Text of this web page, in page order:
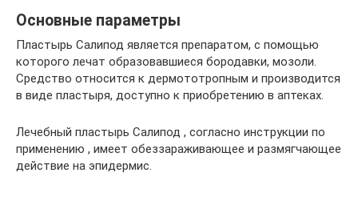
Основные параметры
Пластырь Салипод является препаратом, с помощью
которого лечат образовавшиеся бородавки, мозоли.
Средство относится к дермототропным и производится
в виде пластыря, доступно к приобретению в аптеках.
Лечебный пластырь Салипод , согласно инструкции по
применению , имеет обеззараживающее и размягчающее
действие на эпидермис.